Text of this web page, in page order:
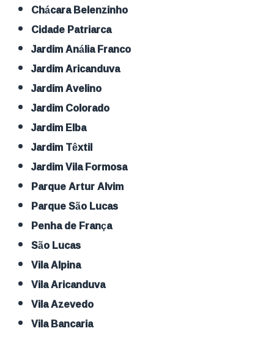
Chácara Belenzinho
Cidade Patriarca
Jardim Anália Franco
Jardim Aricanduva
Jardim Avelino
Jardim Colorado
Jardim Elba
Jardim Têxtil
Jardim Vila Formosa
Parque Artur Alvim
Parque São Lucas
Penha de França
São Lucas
Vila Alpina
Vila Aricanduva
Vila Azevedo
Vila Bancaria